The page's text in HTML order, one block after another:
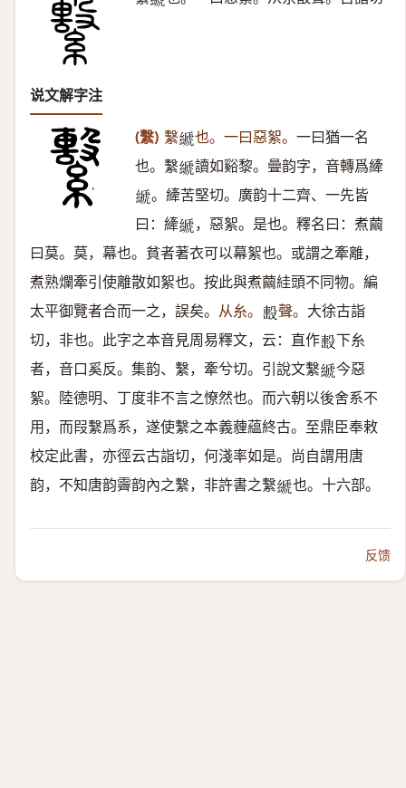
说文解字注
(繫) 繫𦃇 也。一曰惡絮。 一曰猶一名
也。繫𦃇 讀如谿黎。曡韵字，音轉爲縴
𦃇 。縴苦堅切。廣韵十二齊、一先皆
曰：縴𦃇 ，惡絮。是也。釋名曰：煮繭
曰莫。莫，幕也。貧者著衣可以幕絮也。或謂之牽離，
煮熟爛牽引使離散如絮也。按此與煮繭絓頭不同物。編
太平御覽者合而一之，誤矣。 从糸。 𣪠 聲。 大徐古詣
切，非也。此字之本音見周易釋文，云：直作𣪠 下糸
者，音口奚反。集韵、繫，牽兮切。引說文繫𦃇 今惡
絮。陸德明、丁度非不言之憭然也。而六朝以後舍系不
用，而叚繫爲系，遂使繫之本義薶藴終古。至鼎臣奉敕
校定此書，亦徑云古詣切，何淺率如是。尚自謂用唐
韵，不知唐韵霽韵內之繫，非許書之繫𦃇 也。十六部。
反馈